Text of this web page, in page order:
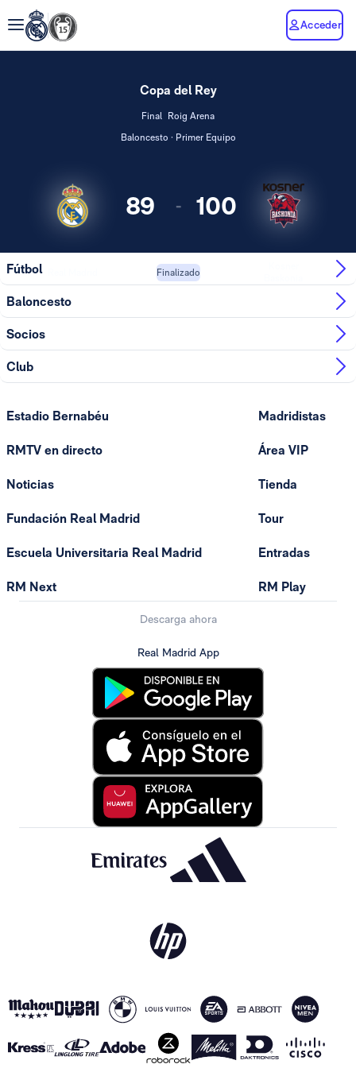
Acceder
Copa del Rey
Final
Roig Arena
Baloncesto · Primer Equipo
89 - 100
Finalizado
Fútbol
Baloncesto
Socios
Club
Estadio Bernabéu
RMTV en directo
Noticias
Fundación Real Madrid
Escuela Universitaria Real Madrid
RM Next
Madridistas
Área VIP
Tienda
Tour
Entradas
RM Play
Descarga ahora
Real Madrid App